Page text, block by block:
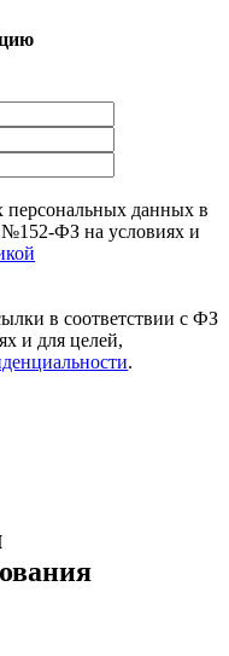
персональных данных в
№152-ФЗ на условиях и
в соответствии с ФЗ
и для целей,
.